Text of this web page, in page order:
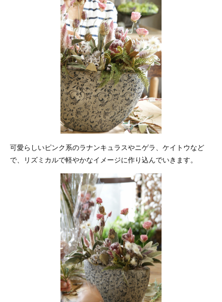
可愛らしいピンク系のラナンキュラスやニゲラ、ケイトウなど
で、リズミカルで軽やかなイメージに作り込んでいきます。